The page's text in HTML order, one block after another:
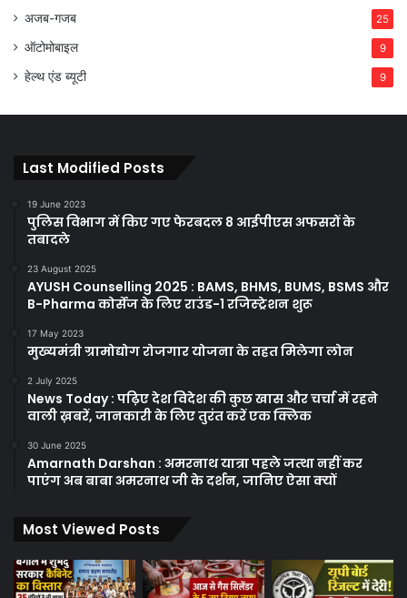
अजब-गजब 25
ऑटोमोबाइल 9
हेल्थ एंड ब्यूटी 9
Last Modified Posts
19 June 2023
पुलिस विभाग में किए गए फेरबदल 8 आईपीएस अफसरों के
तबादले
23 August 2025
AYUSH Counselling 2025 : BAMS, BHMS, BUMS, BSMS और
B-Pharma कोर्सेज के लिए राउंड-1 रजिस्ट्रेशन शुरू
17 May 2023
मुख्यमंत्री ग्रामोद्योग रोजगार योजना के तहत मिलेगा लोन
2 July 2025
News Today : पढ़िए देश विदेश की कुछ खास और चर्चा में रहने
वाली ख़बरें, जानकारी के लिए तुरंत करें एक क्लिक
30 June 2025
Amarnath Darshan : अमरनाथ यात्रा पहले जत्था नहीं कर
पाएंग अब बाबा अमरनाथ जी के दर्शन, जानिए ऐसा क्यों
Most Viewed Posts